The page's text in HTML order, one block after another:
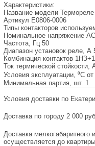
Характеристики:
Название модели
Артикул Е0806-0006
Типы контакторов
Номинальное напряжение
Частота, Гц 50
Диапазон установок реле, А
Комбинация контактов
Ток термической стойкости,
Условия эксплуатации, ⁰С
Минимальная партия, шт. 1
Условия доставки по
Доставка по городу 2 000
Доставка мелкогабаритного
осуществляется до квартиры.